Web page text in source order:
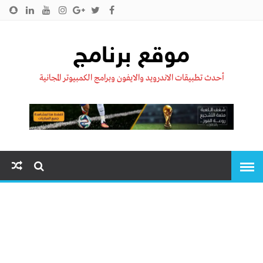
موقع برنامج
أحدث تطبيقات الاندرويد والايفون وبرامج الكمبيوتر المجانية